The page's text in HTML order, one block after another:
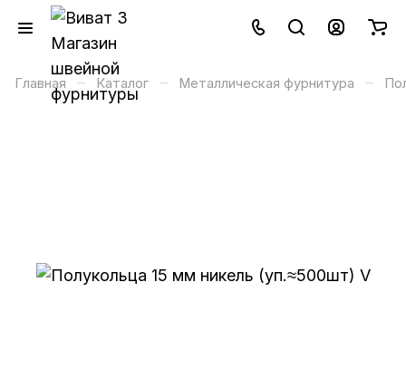
Главная – Каталог – Металлическая фурнитура –